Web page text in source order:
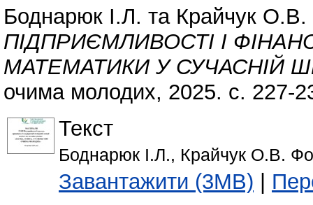
Боднарюк І.Л. та Крайчук О.В.
ПІДПРИЄМЛИВОСТІ І
МАТЕМАТИКИ У СУЧАСНІЙ
очима молодих, 2025. с. 227-
Текст
Боднарюк І.Л., Крайчук О.В.
Завантажити (3MB) |